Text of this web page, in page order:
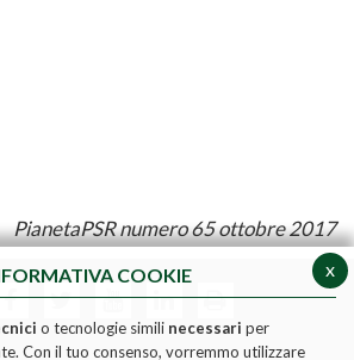
PianetaPSR numero 65 ottobre 2017
x
COOKIE
o tecnologie simili necessari per
Con il tuo consenso, vorremmo utilizzare